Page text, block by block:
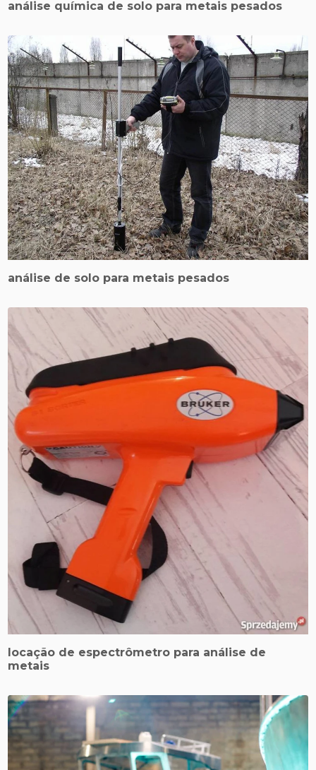
análise química de solo para metais pesados
análise de solo para metais pesados
locação de espectrômetro para análise de
metais